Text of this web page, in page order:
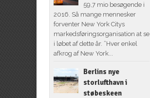
59,7 mio besøgende i
2016. Så mange mennesker
forventer New York Citys
markedsføringsorganisation at se
i løbet af dette år. ”Hver enkel
afkrog af New York...
Berlins nye
storlufthavn i
støbeskeen